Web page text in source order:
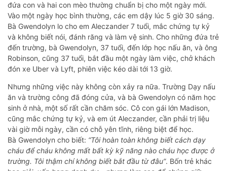
đứa con và hai con mèo thường chuẩn bị cho một ngày mới.
Vào một ngày học bình thường, các em dậy lúc 5 giờ 30 sáng.
Bà Gwendolyn lo cho em Aleczander 7 tuổi, mắc chứng tự kỷ
và không biết nói, đánh răng và làm vệ sinh. Cho những đứa trẻ
đến trường, bà Gwendolyn, 37 tuổi, đến lớp học nấu ăn, và ông
Robinson, cũng 37 tuổi, bắt đầu một ngày làm việc, chở khách
đón xe Uber và Lyft, phiên việc kéo dài tới 13 giờ.
Nhưng những việc này không còn xảy ra nữa. Trường Dạy nấu
ăn và trường công đã đóng cửa, và bà Gwendolyn có năm học
sinh ở nhà, một số rất cần chăm sóc. Cô con gái lớn Madison,
cũng mắc chứng tự kỷ, và em út Aleczander, cần phải trị liệu
vài giờ mỗi ngày, cần có chỗ yên tĩnh, riêng biệt để học.
Bà Gwendolyn cho biết: “Tôi hoàn toàn không biết cách dạy
cháu để cháu không mất bất kỳ kỹ năng nào cháu học được ở
trường. Tôi thậm chí không biết bắt đầu từ đâu”. Bốn trẻ khác